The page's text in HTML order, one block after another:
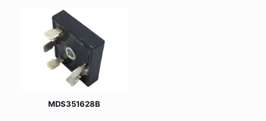
MDS351628B